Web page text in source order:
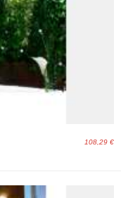
108,29 €